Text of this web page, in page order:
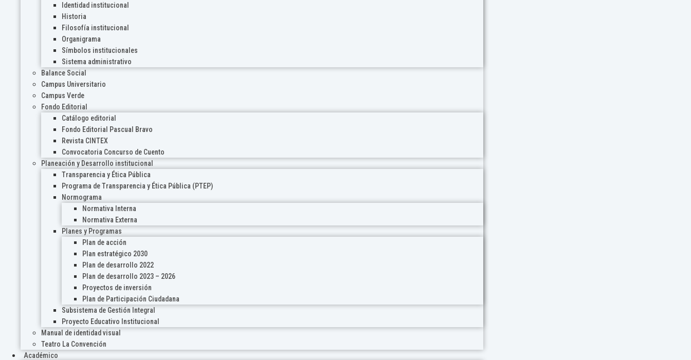
Identidad institucional
Historia
Filosofía institucional
Organigrama
Símbolos institucionales
Sistema administrativo
Balance Social
Campus Universitario
Campus Verde
Fondo Editorial
Catálogo editorial
Fondo Editorial Pascual Bravo
Revista CINTEX
Convocatoria Concurso de Cuento
Planeación y Desarrollo institucional
Transparencia y Ética Pública
Programa de Transparencia y Ética Pública (PTEP)
Normograma
Normativa Interna
Normativa Externa
Planes y Programas
Plan de acción
Plan estratégico 2030
Plan de desarrollo 2022
Plan de desarrollo 2023 – 2026
Proyectos de inversión
Plan de Participación Ciudadana
Subsistema de Gestión Integral
Proyecto Educativo Institucional
Manual de identidad visual
Teatro La Convención
Académico